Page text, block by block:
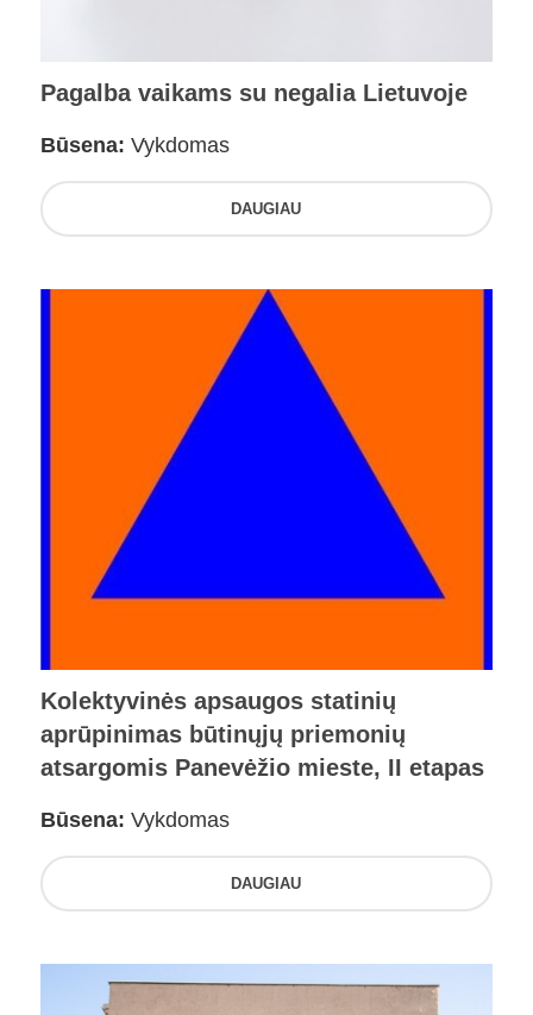
Pagalba vaikams su negalia Lietuvoje
Būsena: Vykdomas
DAUGIAU
Kolektyvinės apsaugos statinių
aprūpinimas būtinųjų priemonių
atsargomis Panevėžio mieste, II etapas
Būsena: Vykdomas
DAUGIAU